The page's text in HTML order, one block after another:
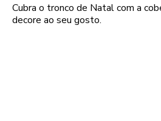
Cubra o tronco de Natal com a
decore ao seu gosto.